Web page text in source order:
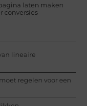
laten maken
conversies
lineaire
regelen voor een